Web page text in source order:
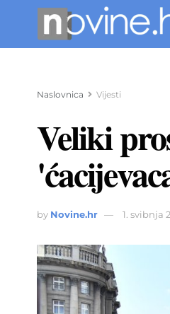
Naslovnica Vijesti
Veliki
by Novine.hr 1. svibnja